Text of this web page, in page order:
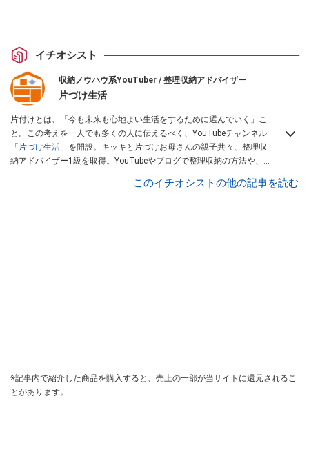
イチオシスト
収納ノウハウ系YouTuber / 整理収納アドバイザー
片づけ生活
片付けとは、「今も未来も心地よい生活をするために選んでいく」こ
と。この考えを一人でも多くの人に伝えるべく、YouTubeチャンネル
「 片づけ生活 」を開設。キッキと片づけお母さんの親子共々、整理収
納アドバイザー1級を取得。YouTubeやブログで整理収納の方法や、
片づけ生活のブログこのイチオシストの他の記事を読む
※記事内で紹介した商品を購入すると、売上の一部が当サイトに還元されるこ
とがあります。